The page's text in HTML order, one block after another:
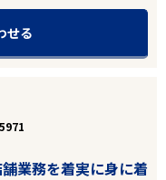
せる
業務を着実に身に着